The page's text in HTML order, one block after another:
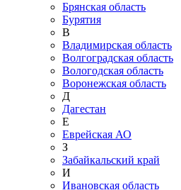
Брянская область
Бурятия
В
Владимирская область
Волгоградская область
Вологодская область
Воронежская область
Д
Дагестан
Е
Еврейская АО
З
Забайкальский край
И
Ивановская область